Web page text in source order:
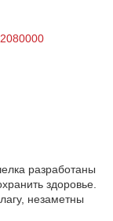
разработаны
здоровье.
незаметны